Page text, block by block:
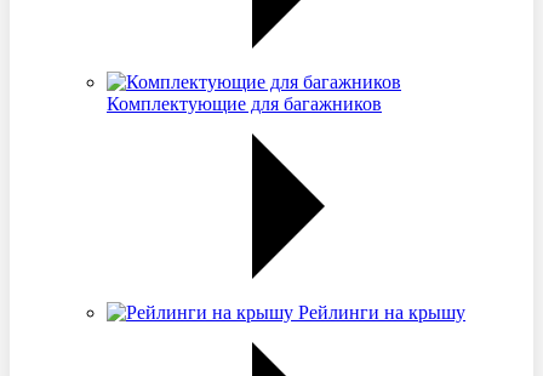
Комплектующие для багажников
Рейлинги на крышу